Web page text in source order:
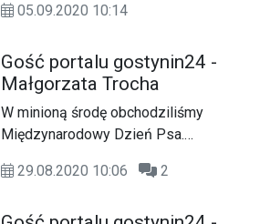
Szkoły Podstawowej w Sokołowie
nauczania z uwagi na koronawirusa i o
jubileuszu 25-lecia dyrektorowania
rozmawia Andrzej Adamski.
05.09.2020 10:14
Gość portalu gostynin24 -
Małgorzata Trocha
W minioną środę obchodziliśmy
Międzynarodowy Dzień Psa.
kupować? Z jakimi problemami mierzy
29.08.2020 10:06 2